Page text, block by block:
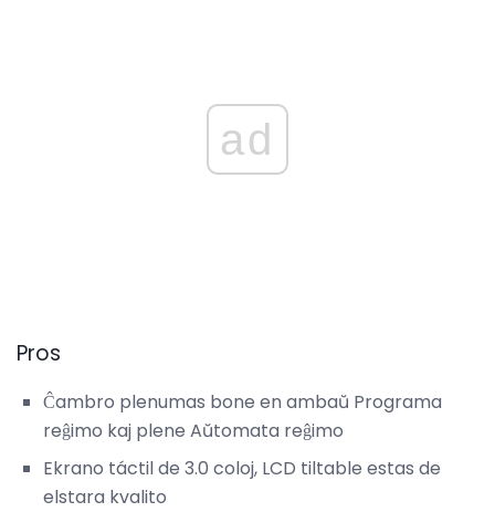
ad
Pros
Ĉambro plenumas bone en ambaŭ Programa
reĝimo kaj plene Aŭtomata reĝimo
Ekrano táctil de 3.0 coloj, LCD tiltable estas de
elstara kvalito